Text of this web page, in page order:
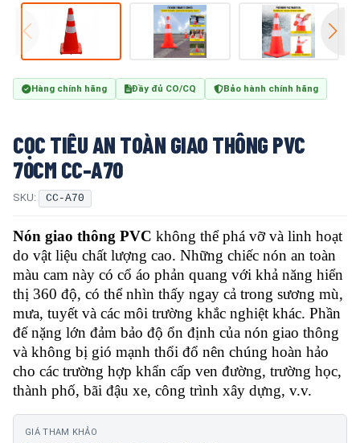
Hàng chính hãng Đầy đủ CO/CQ Bảo hành chính hãng
CỌC TIÊU AN TOÀN GIAO THÔNG PVC
70CM CC-A70
SKU: CC-A70
Nón giao thông PVC không thể phá vỡ và linh hoạt
do vật liệu chất lượng cao. Những chiếc nón an toàn
màu cam này có cổ áo phản quang với khả năng hiển
thị 360 độ, có thể nhìn thấy ngay cả trong sương mù,
mưa, tuyết và các môi trường khắc nghiệt khác. Phần
đế nặng lớn đảm bảo độ ổn định của nón giao thông
và không bị gió mạnh thổi đổ nên chúng hoàn hảo
cho các trường hợp khẩn cấp ven đường, trường học,
thành phố, bãi đậu xe, công trình xây dựng, v.v.
GIÁ THAM KHẢO